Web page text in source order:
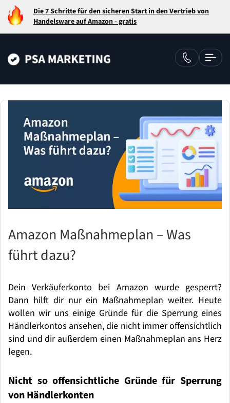
Die 7 Schritte für den sicheren Start in den Vertrieb von
Handelsware auf Amazon - gratis
Amazon Maßnahmeplan – Was
führt dazu?
Dein Verkäuferkonto bei Amazon wurde gesperrt?
Dann hilft dir nur ein Maßnahmeplan weiter. Heute
wollen wir uns einige Gründe für die Sperrung eines
Händlerkontos ansehen, die nicht immer offensichtlich
sind und dir außerdem einen Maßnahmeplan ans Herz
legen.
Nicht so offensichtliche Gründe für Sperrung
von Händlerkonten